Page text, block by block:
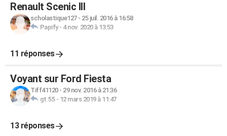
Renault Scenic III
scholastique127- 25 juil. 2016 à 16:58
Papify- 4 nov. 2020 à 13:53
11 réponses
Voyant sur Ford Fiesta
Tiff41120- 29 nov. 2016 à 21:36
gt.55- 12 mars 2019 à 11:47
13 réponses